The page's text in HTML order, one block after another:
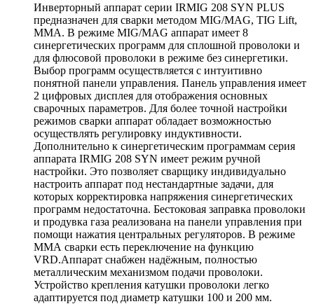
Инверторный аппарат серии IRMIG 208 SYN PLUS
предназначен для сварки методом MIG/MAG, TIG Lift,
MMA. В режиме MIG/MAG аппарат имеет 8
синергетических программ для сплошной проволоки и
для флюсовой проволоки в режиме без синергетики.
Выбор программ осуществляется с интуитивно
понятной панели управления. Панель управления имеет
2 цифровых дисплея для отображения основных
сварочных параметров. Для более точной настройки
режимов сварки аппарат обладает возможностью
осуществлять регулировку индуктивности.
Дополнительно к синергетическим программам серия
аппарата IRMIG 208 SYN имеет режим ручной
настройки. Это позволяет сварщику индивидуально
настроить аппарат под нестандартные задачи, для
которых корректировка напряжения синергетических
программ недостаточна. Бестоковая заправка проволоки
и продувка газа реализована на панели управления при
помощи нажатия центральных регуляторов. В режиме
ММА сварки есть переключение на функцию
VRD.Аппарат снабжен надёжным, полностью
металлическим механизмом подачи проволоки.
Устройство крепления катушки проволоки легко
адаптируется под диаметр катушки 100 и 200 мм.